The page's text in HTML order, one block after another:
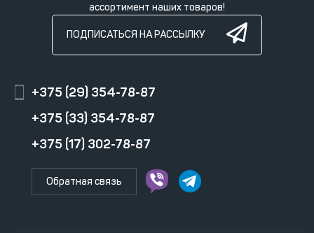
ассортимент наших товаров!
ПОДПИСАТЬСЯ НА РАССЫЛКУ
+375 (29) 354-78-87
+375 (33) 354-78-87
+375 (17) 302-78-87
Обратная связь